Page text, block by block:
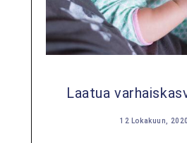
Laatua
12 Lokakuun, 2020